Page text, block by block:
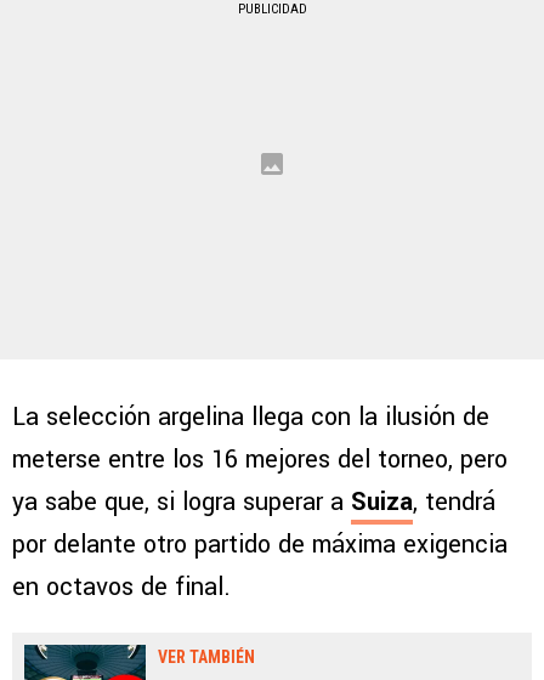
PUBLICIDAD
La selección argelina llega con la ilusión de
meterse entre los 16 mejores del torneo, pero
ya sabe que, si logra superar a Suiza, tendrá
por delante otro partido de máxima exigencia
en octavos de final.
VER TAMBIÉN